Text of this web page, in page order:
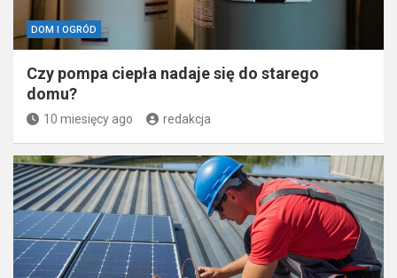
DOM I OGRÓD
Czy pompa ciepła nadaje się do starego
domu?
10 miesięcy ago redakcja